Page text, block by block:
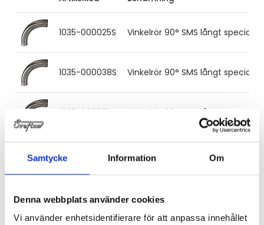
Samtycke Information Om
Denna webbplats använder cookies
Vi använder enhetsidentifierare för att anpassa innehållet
1035-000025S Vinkelrör 90° SMS långt special
1035-000038S Vinkelrör 90° SMS långt special
1035-000051S Vinkelrör 90° SMS långt special
1035-000063S Vinkelrör 90° SMS långt special